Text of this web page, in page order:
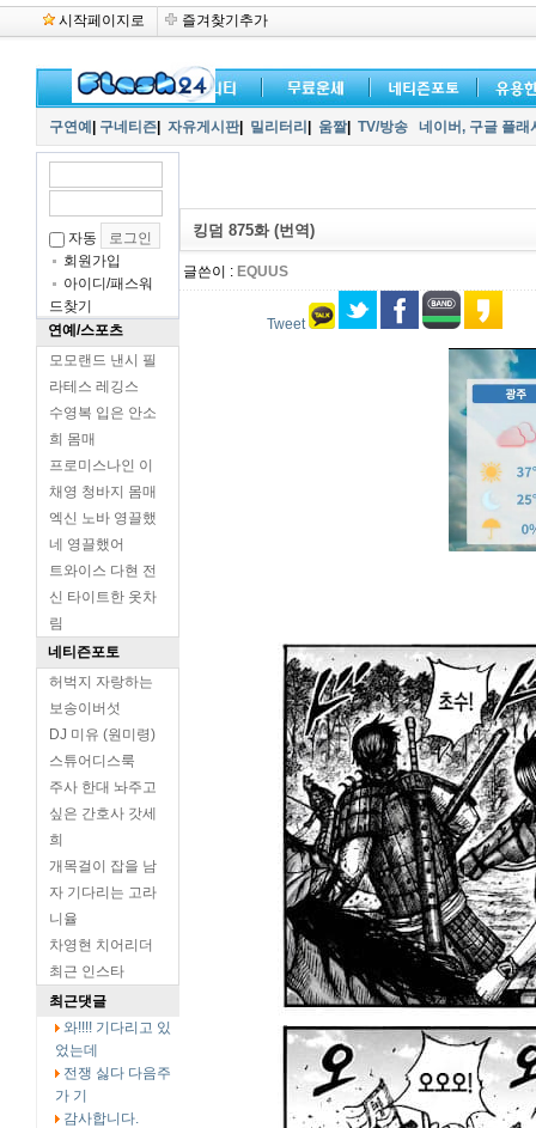
시작페이지로 즐겨찾기추가
구연예 구네티즌 자유게시판| 밀리터리 움짤| TV/방송 네이버, 구글 플
자동
회원가입
아이디/패스워
드찾기
연예/스포츠
모모랜드 낸시 필
라테스 레깅스
수영복 입은 안소
희 몸매
프로미스나인 이
채영 청바지 몸매
엑신 노바 영끌했
네 영끌했어
트와이스 다현 전
신 타이트한 옷차
림
네티즌포토
허벅지 자랑하는
보송이버섯
DJ 미유 (원미령)
스튜어디스룩
주사 한대 놔주고
싶은 간호사 갓세
희
개목걸이 잡을 남
자 기다리는 고라
니율
차영현 치어리더
최근 인스타
최근댓글
와!!!! 기다리고 있
었는데
전쟁 싫다 다음주
가 기
감사합니다.
킹덤 875화 (번역)
글쓴이 : EQUUS
Tweet